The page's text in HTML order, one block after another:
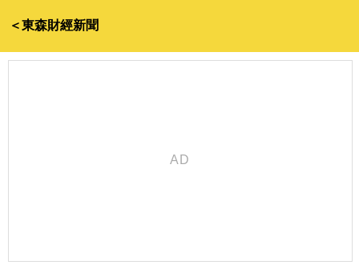
＜東森財經新聞